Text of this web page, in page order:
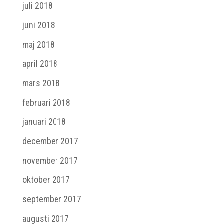
juli 2018
juni 2018
maj 2018
april 2018
mars 2018
februari 2018
januari 2018
december 2017
november 2017
oktober 2017
september 2017
augusti 2017